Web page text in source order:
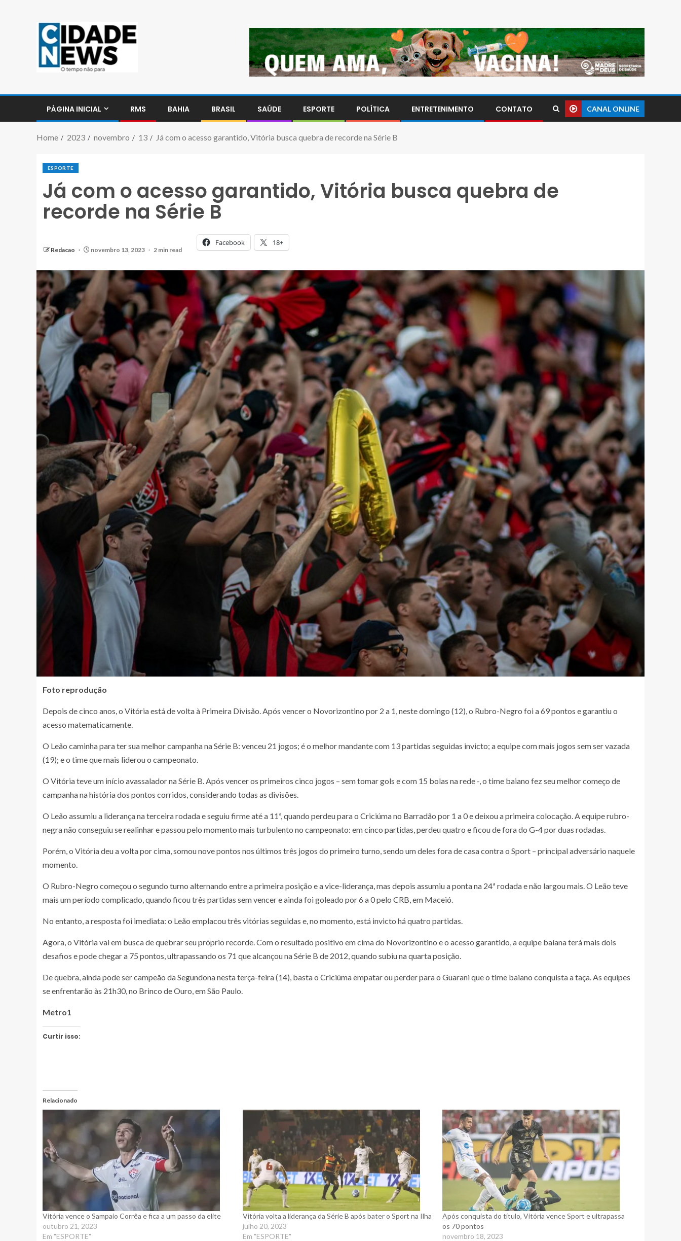
PÁGINA INICIAL RMS BAHIA BRASIL SAÚDE ESPORTE POLÍTICA ENTRETENIMENTO CONTATO CANAL ONLINE
Home 2023 novembro 13 Já com o acesso garantido, Vitória busca quebra de recorde na Série B
ESPORTE
Já com o acesso garantido, Vitória busca quebra de
recorde na Série B
Redacao novembro 13, 2023 2 min read
Facebook 18+
Foto reprodução
Depois de cinco anos, o Vitória está de volta à Primeira Divisão. Após vencer o Novorizontino por 2 a 1, neste domingo (12), o Rubro-Negro foi a 69 pontos e garantiu o
acesso matematicamente.
O Leão caminha para ter sua melhor campanha na Série B: venceu 21 jogos; é o melhor mandante com 13 partidas seguidas invicto; a equipe com mais jogos sem ser vazada
(19); e o time que mais liderou o campeonato.
O Vitória teve um início avassalador na Série B. Após vencer os primeiros cinco jogos – sem tomar gols e com 15 bolas na rede -, o time baiano fez seu melhor começo de
campanha na história dos pontos corridos, considerando todas as divisões.
O Leão assumiu a liderança na terceira rodada e seguiu firme até a 11ª, quando perdeu para o Criciúma no Barradão por 1 a 0 e deixou a primeira colocação. A equipe rubro-
negra não conseguiu se realinhar e passou pelo momento mais turbulento no campeonato: em cinco partidas, perdeu quatro e ficou de fora do G-4 por duas rodadas.
Porém, o Vitória deu a volta por cima, somou nove pontos nos últimos três jogos do primeiro turno, sendo um deles fora de casa contra o Sport – principal adversário naquele
momento.
O Rubro-Negro começou o segundo turno alternando entre a primeira posição e a vice-liderança, mas depois assumiu a ponta na 24ª rodada e não largou mais. O Leão teve
mais um período complicado, quando ficou três partidas sem vencer e ainda foi goleado por 6 a 0 pelo CRB, em Maceió.
No entanto, a resposta foi imediata: o Leão emplacou três vitórias seguidas e, no momento, está invicto há quatro partidas.
Agora, o Vitória vai em busca de quebrar seu próprio recorde. Com o resultado positivo em cima do Novorizontino e o acesso garantido, a equipe baiana terá mais dois
desafios e pode chegar a 75 pontos, ultrapassando os 71 que alcançou na Série B de 2012, quando subiu na quarta posição.
De quebra, ainda pode ser campeão da Segundona nesta terça-feira (14), basta o Criciúma empatar ou perder para o Guarani que o time baiano conquista a taça. As equipes
se enfrentarão às 21h30, no Brinco de Ouro, em São Paulo.
Metro1
Curtir isso:
Relacionado
Vitória vence o Sampaio Corrêa e fica a um passo da elite
outubro 21, 2023
Em "ESPORTE"
Vitória volta a liderança da Série B após bater o Sport na Ilha
julho 20, 2023
Em "ESPORTE"
Após conquista do título, Vitória vence Sport e ultrapassa
os 70 pontos
novembro 18, 2023